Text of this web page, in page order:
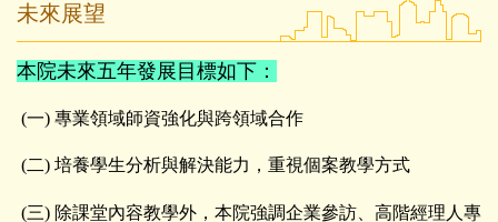
未來展望
本院未來五年發展目標如下 ：
(一) 專業領域師資強化與跨領域合作
(二) 培養學生分析與解決能力，重視個案教學方式
(三) 除課堂內容教學外，本院強調企業參訪、高階經理人專